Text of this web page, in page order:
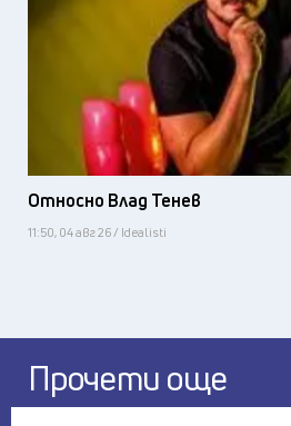
Относно Влад Тенев
11:50, 04 авг 26 / Idealisti
Прочети още